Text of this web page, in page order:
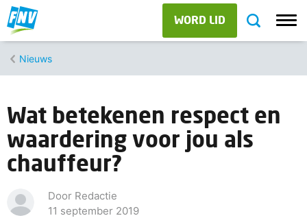
WORD LID
Nieuws
Wat betekenen respect en
waardering voor jou als
chauffeur?
Door Redactie
11 september 2019